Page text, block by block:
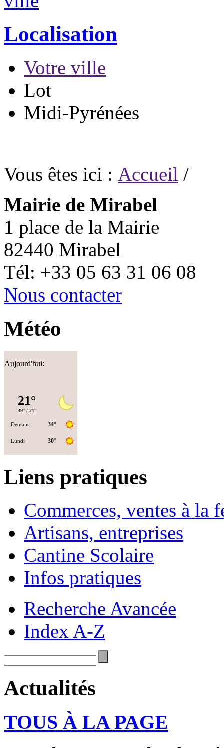
Localisation
Votre ville
Lot
Midi-Pyrénées
Vous êtes ici : Accueil /
Mairie de Mirabel
1 place de la Mairie
82440 Mirabel
Tél: +33 05 63 31 06 08
Nous contacter
Météo
Aujourd'hui:
Liens pratiques
Commerces, ventes à la
Artisans, entreprises
Cantine Scolaire
Infos pratiques
Recherche Avancée
Index A-Z
Actualités
TOUS À LA PAGE